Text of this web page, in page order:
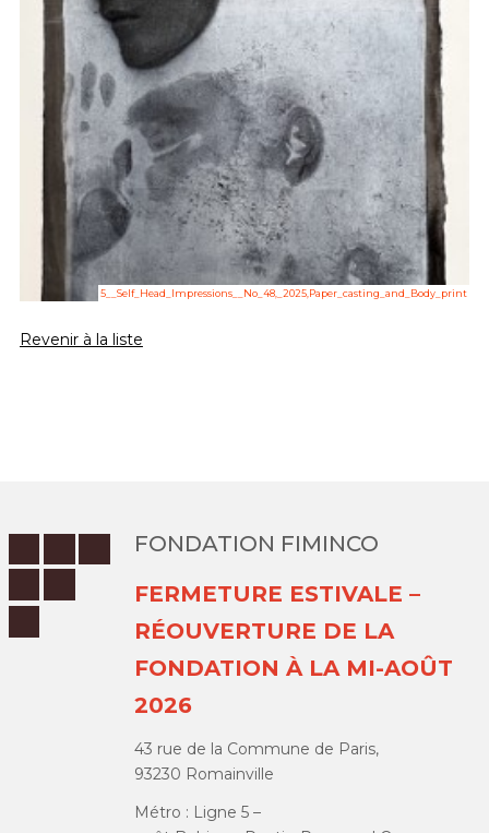
5__Self_Head_Impressions__No_48,_2025,Paper_casting_and_Body_print
Revenir à la liste
FONDATION FIMINCO
FERMETURE ESTIVALE –
RÉOUVERTURE DE LA
FONDATION À LA MI-AOÛT
2026
43 rue de la Commune de Paris,
93230 Romainville
Métro : Ligne 5 –